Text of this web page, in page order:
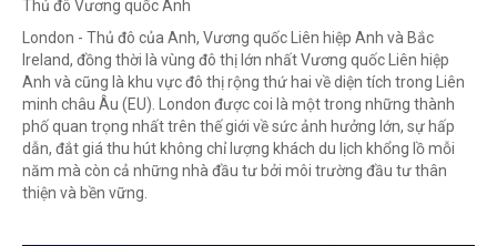
Thủ đô Vương quốc Anh
London - Thủ đô của Anh, Vương quốc Liên hiệp Anh và Bắc
Ireland, đồng thời là vùng đô thị lớn nhất Vương quốc Liên hiệp
Anh và cũng là khu vực đô thị rộng thứ hai về diện tích trong Liên
minh châu Âu (EU). London được coi là một trong những thành
phố quan trọng nhất trên thế giới về sức ảnh hưởng lớn, sự hấp
dẫn, đắt giá thu hút không chỉ lượng khách du lịch khổng lồ mỗi
năm mà còn cả những nhà đầu tư bởi môi trường đầu tư thân
thiện và bền vững.